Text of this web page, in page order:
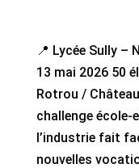
📍 Lycée Sully –
13 mai 2026 50
Rotrou /
challenge école-
l’industrie fait
nouvelles